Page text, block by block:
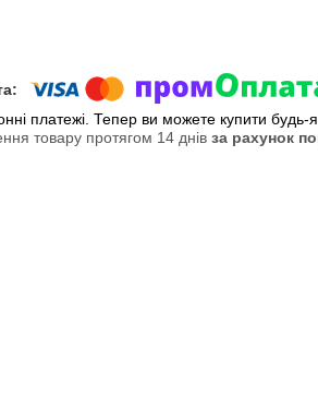
платежі. Тепер ви можете купити
товару протягом 14 днів за рахунок